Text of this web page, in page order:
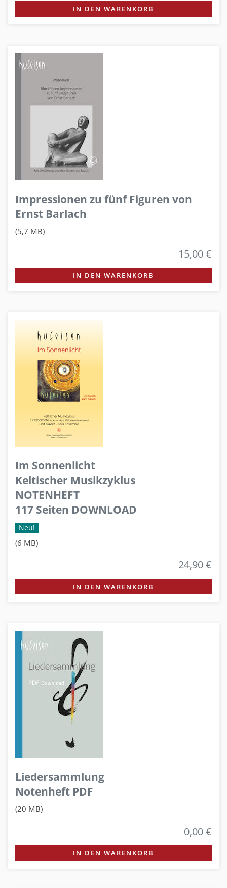
IN DEN WARENKORB
Impressionen zu fünf Figuren von
Ernst Barlach
(5,7 MB)
15,00 €
IN DEN WARENKORB
Im Sonnenlicht
Keltischer Musikzyklus
NOTENHEFT
117 Seiten DOWNLOAD
Neu!
(6 MB)
24,90 €
IN DEN WARENKORB
Liedersammlung
Notenheft PDF
(20 MB)
0,00 €
IN DEN WARENKORB